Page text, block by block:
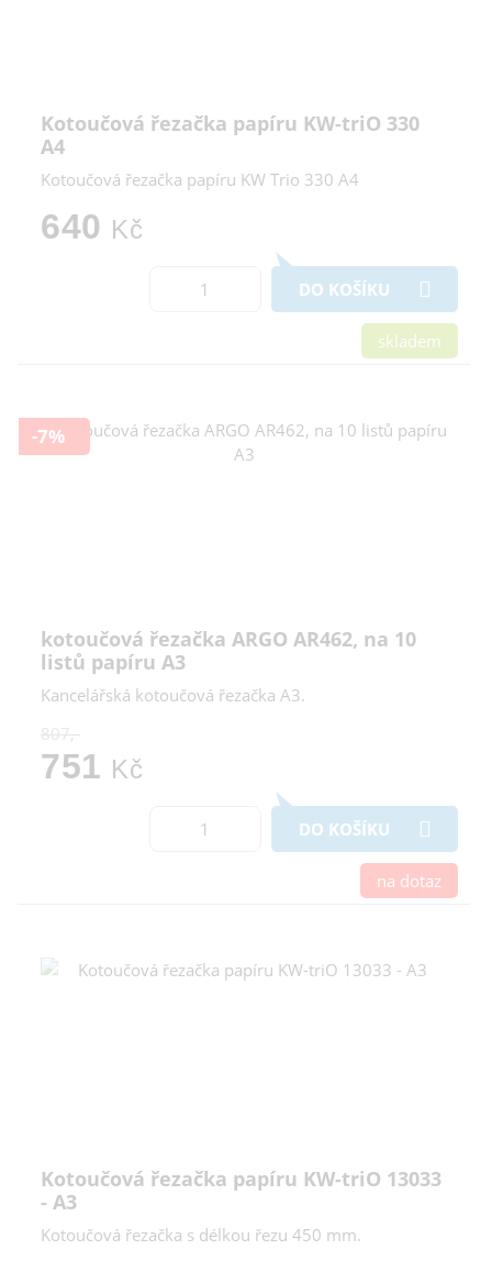
Kotoučová řezačka papíru KW-triO 330
A4
Kotoučová řezačka papíru KW Trio 330 A4
640 Kč
DO KOŠÍKU
skladem
-7%
kotoučová řezačka ARGO AR462, na 10
listů papíru A3
Kancelářská kotoučová řezačka A3.
807,-
751 Kč
DO KOŠÍKU
na dotaz
Kotoučová řezačka papíru KW-triO 13033
- A3
Kotoučová řezačka s délkou řezu 450 mm.